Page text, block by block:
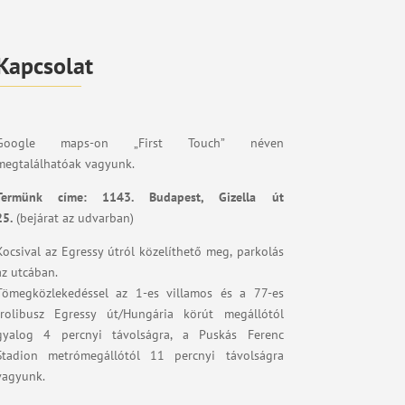
maps-on „First Touch” néven
vagyunk.
címe:
1143. Budapest, Gizella út
(bejárat az udvarban)
az Egressy útról közelíthető meg, parkolás
utcában.
az 1-es villamos és a 77-es
Egressy út/Hungária körút megállótól
4 percnyi távolságra, a Puskás Ferenc
metrómegállótól 11 percnyi távolságra